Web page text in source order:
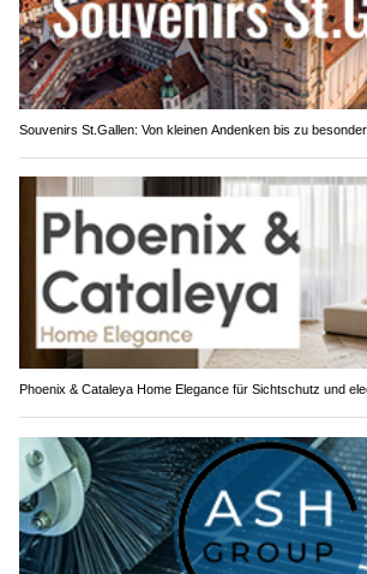
Souvenirs St.Gallen: Von kleinen Andenken bis zu
Phoenix & Cataleya Home Elegance für Sichtschutz und